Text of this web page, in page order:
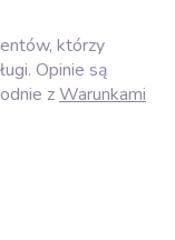
którzy
Opinie są
zWarunkami